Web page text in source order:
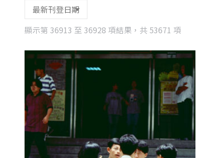
顯示第 36913 至 36928 項結果，共 53671 項
latest